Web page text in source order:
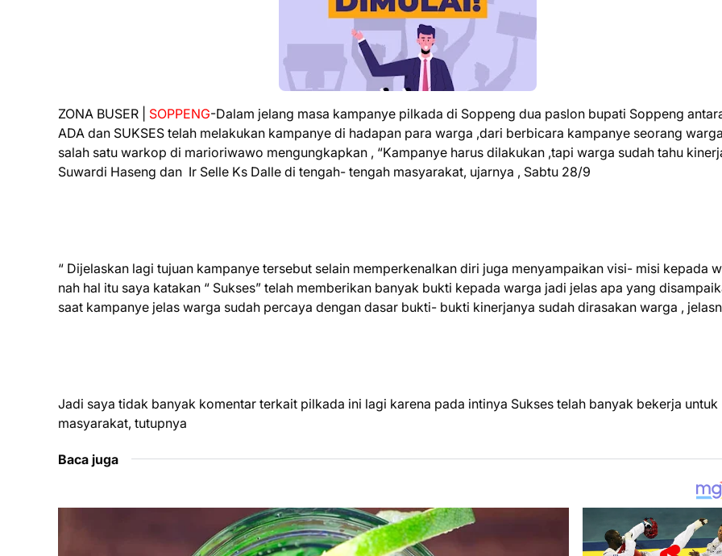
ZONA BUSER | SOPPENG-Dalam jelang masa kampanye pilkada di Soppeng dua paslon bupati Soppeng
ADA dan SUKSES telah melakukan kampanye di hadapan para warga ,dari berbicara kampanye seorang
salah satu warkop di marioriwawo mengungkapkan , “Kampanye harus dilakukan ,tapi warga sudah tahu
Suwardi Haseng dan Ir Selle Ks Dalle di tengah- tengah masyarakat, ujarnya , Sabtu 28/9
“ Dijelaskan lagi tujuan kampanye tersebut selain memperkenalkan diri juga menyampaikan visi- misi kepada
nah hal itu saya katakan “ Sukses” telah memberikan banyak bukti kepada warga jadi jelas apa yang
saat kampanye jelas warga sudah percaya dengan dasar bukti- bukti kinerjanya sudah dirasakan warga ,
Jadi saya tidak banyak komentar terkait pilkada ini lagi karena pada intinya Sukses telah banyak bekerja untuk
masyarakat, tutupnya
Baca juga